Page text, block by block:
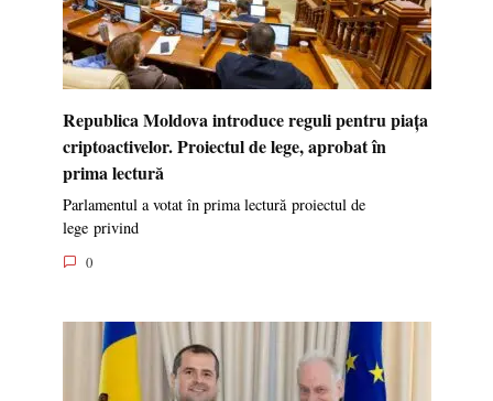
Republica Moldova introduce reguli pentru piața
criptoactivelor. Proiectul de lege, aprobat în
prima lectură
Parlamentul a votat în prima lectură proiectul de
lege privind
0